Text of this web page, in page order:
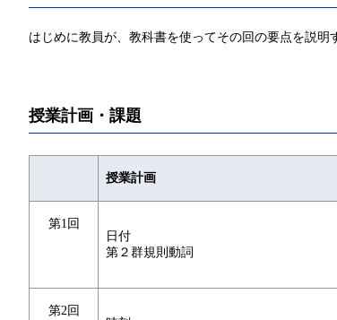
はじめに教員が、教科書を使ってその回の要点を説
授業計画・課題
授業計画
第1回
日付
第２群規則動詞
第2回